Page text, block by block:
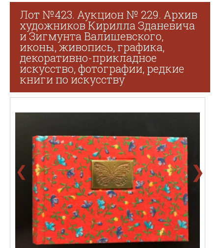
Лот №423. Аукцион № 229. Архив
художников Кирилла Зданевича
и Зигмунта Валишевского,
иконы, живопись, графика,
декоративно-прикладное
искусство, фотографии, редкие
книги по искусству
❮ ❯